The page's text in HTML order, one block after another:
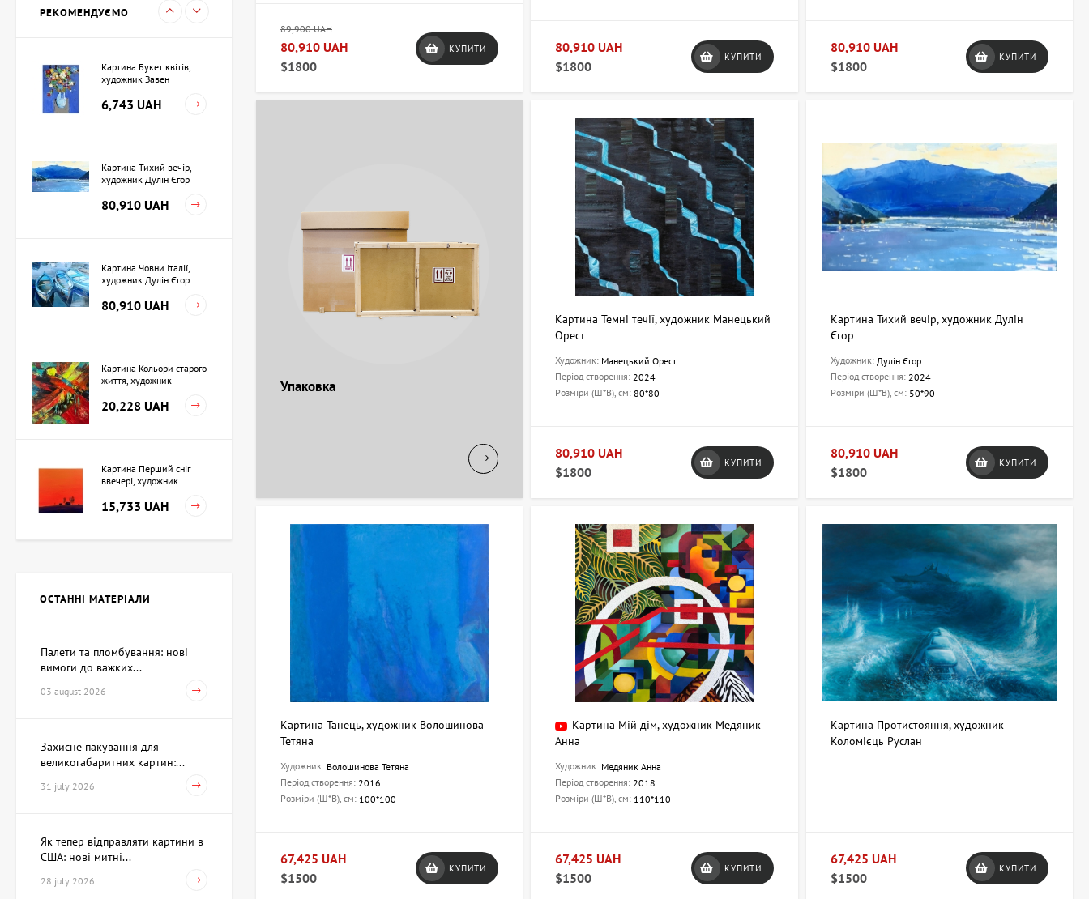
89,900 UAH
80,910 UAH
$1800
КУПИТИ
80,910 UAH
$1800
КУПИТИ
80,910 UAH
$1800
КУПИТИ
Упаковка
Картина Темні течії, художник Манецький
Орест
Художник: Манецький Орест
Період створення: 2024
Розміри (Ш*В), см:80*80
80,910 UAH
$1800
КУПИТИ
Картина Тихий вечір, художник Дулін
Єгор
Художник: Дулін Єгор
Період створення: 2024
Розміри (Ш*В), см: 50*90
80,910 UAH
$1800
КУПИТИ
Картина Танець, художник Волошинова
Тетяна
Художник: Волошинова Тетяна
Період створення: 2016
Розміри (Ш*В), см: 100*100
67,425 UAH
$1500
КУПИТИ
Картина Мій дім, художник Медяник
Анна
Художник: Медяник Анна
Період створення: 2018
Розміри (Ш*В), см: 110*110
67,425 UAH
$1500
КУПИТИ
Картина Протистояння, художник
Коломієць Руслан
67,425 UAH
$1500
КУПИТИ
РЕКОМЕНДУЄМО
Картина Букет квітів,
художник Завен
6,743 UAH
Картина Тихий вечір,
художник Дулін Єгор
80,910 UAH
Картина Човни Італії,
художник Дулін Єгор
80,910 UAH
Картина Кольори старого
життя, художник
20,228 UAH
Картина Перший сніг
ввечері, художник
15,733 UAH
Ціна на запит
Скульптура Пошук себе,
Акварель Змова Амура та
Венери, художник Павлов
ОСТАННІ МАТЕРІАЛИ
Палети та пломбування: нові
вимоги до важких...
03 august 2026
Захисне пакування для
великогабаритних картин:...
31 july 2026
Як тепер відправляти картини в
США: нові митні...
28 july 2026